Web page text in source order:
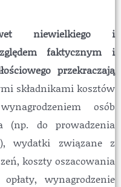
niewielkiego i
faktycznym i
przekraczają
składnikami kosztów
osób
(np. do prowadzenia
wydatki związane z
koszty oszacowania
wynagrodzenie